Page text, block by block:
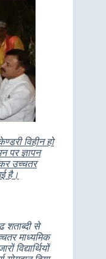
विहीन हो
पर ज्ञापन
उच्चतर
है।
शताब्दी से
माध्यमिक
वि‌द्यार्थियों